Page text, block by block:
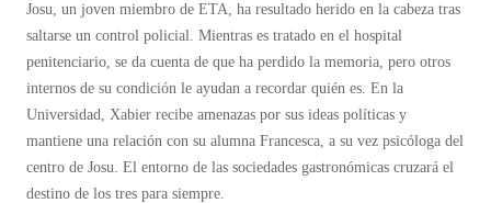
Josu, un joven miembro de ETA, ha resultado herido en la cabeza tras
saltarse un control policial. Mientras es tratado en el hospital
penitenciario, se da cuenta de que ha perdido la memoria, pero otros
internos de su condición le ayudan a recordar quién es. En la
Universidad, Xabier recibe amenazas por sus ideas políticas y
mantiene una relación con su alumna Francesca, a su vez psicóloga del
centro de Josu. El entorno de las sociedades gastronómicas cruzará el
destino de los tres para siempre.